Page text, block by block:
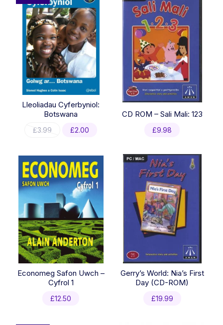
Lleoliadau Cyferbyniol:
Botswana
£3.99
Original
£3.99.
£2.00
£2.00.
CD ROM – Sali Mali: 123
£9.98
Economeg Safon Uwch –
Cyfrol 1
£12.50
Gerry’s World: Nia’s First
Day (CD-ROM)
£19.99